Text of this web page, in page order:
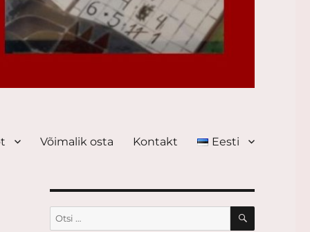
Võimalik osta Kontakt Eesti
Otsi: OTSI